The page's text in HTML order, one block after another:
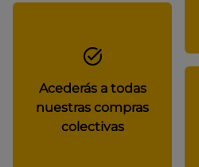
Acederás a todas
nuestras compras
colectivas